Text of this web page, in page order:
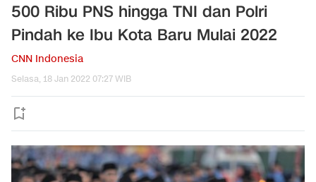
500 Ribu PNS hingga TNI dan Polri
Pindah ke Ibu Kota Baru Mulai 2022
CNN Indonesia
Selasa, 18 Jan 2022 07:27 WIB